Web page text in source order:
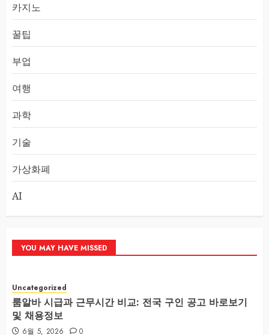
카지노
꿀팁
부업
여행
과학
기술
가상화폐
AI
YOU MAY HAVE MISSED
Uncategorized
룸알바 시급과 근무시간 비교: 전국 구인 공고 바로보기
및 채용정보
6월 5, 2026 0